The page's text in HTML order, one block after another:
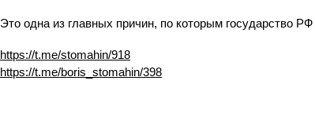
Это одна из главных причин, по которым государство
https://t.me/stomahin/918
https://t.me/boris_stomahin/398